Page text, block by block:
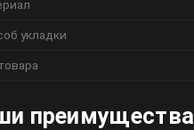
укладки
преимущества